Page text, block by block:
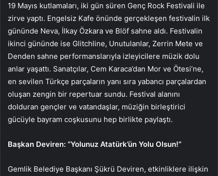
19 Mayıs kutlamaları, iki gün süren Genç Rock Festivali ile
zirve yaptı. Engelsiz Kafe önünde gerçekleşen festivalin ilk
gününde Neva, İlkay Özkara ve Blöf sahne aldı. Festivalin
ikinci gününde ise Glitchline, Unutulanlar, Zerrin Mete ve
Denden sahne performanslarıyla izleyicilere müzik dolu
anlar yaşattı. Sanatçılar, Cem Karaca’dan Mor ve Ötesi’ne,
en sevilen Türkçe parçaların yanı sıra yabancı parçalardan
oluşan zengin bir repertuar sundu. Festival alanını
dolduran gençler ve vatandaşlar, müziğin birleştirici
gücüyle bayram coşkusunu hep birlikte paylaştı.
Başkan Deviren: “Yolunuz Atatürk’ün Yolu Olsun!”
Gemlik Belediye Başkanı Şükrü Deviren, etkinliklere ilişkin